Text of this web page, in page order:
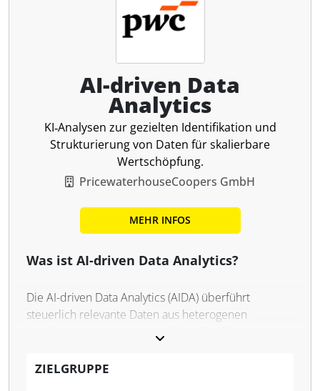
AI-driven Data
Analytics
KI‑Analysen zur gezielten Identifikation und
Strukturierung von Daten für skalierbare
Wertschöpfung.
PricewaterhouseCoopers GmbH
MEHR INFOS
Was ist AI-driven Data Analytics?
Die AI-driven Data Analytics (AIDA) überführt
steuerlich relevante Daten aus heterogenen
standardisierte sowie dynamische AI‑Analysen zur
ZIELGRUPPE